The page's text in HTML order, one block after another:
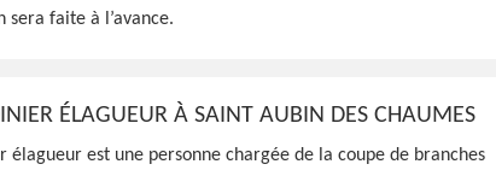
58190, HJ Espaces Verts a
pour entretenir de votre
faire
sera faite à l’avance.
ÉLAGUEUR À SAINT AUBIN DES CHAUMES
élagueur est une personne chargée de la coupe de branches